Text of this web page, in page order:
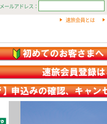
メールアドレス：
速旅会員とは